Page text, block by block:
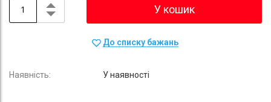
У кошик
До списку бажань
У наявності